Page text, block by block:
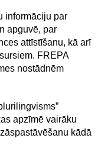
informāciju par
apguvē, par
attīstīšanu, kā arī
FREPA
nostādnēm
apzīmē vairāku
kādā